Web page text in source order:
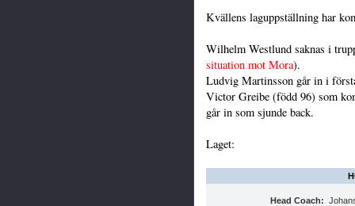
Kvällens laguppställning har
Wilhelm Westlund saknas i
situation mot Mora).
Ludvig Martinsson går in i
Victor Greibe (född 96) som
går in som sjunde back.
Laget:
Head Coach: